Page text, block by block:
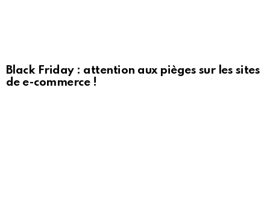
Black Friday : attention aux pièges sur les sites
de e-commerce !